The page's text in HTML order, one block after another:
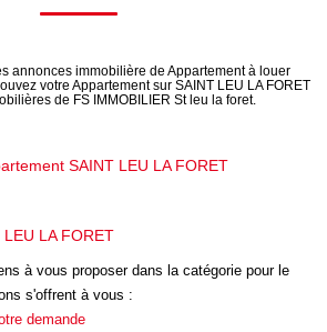
LOCATIONS
GESTION
NOS SERVICES
EXPERTISE
annonces immobilière de Appartement à louer
votre Appartement sur SAINT LEU LA FORET
de FS IMMOBILIER St leu la foret.
SAINT LEU LA FORET
LA FORET
à vous proposer dans la catégorie pour le
s'offrent à vous :
demande